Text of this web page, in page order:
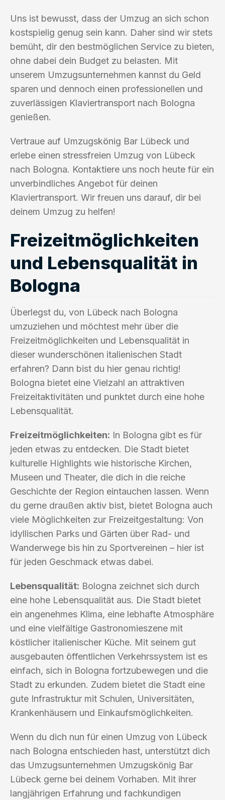
Uns ist bewusst, dass der Umzug an sich schon
kostspielig genug sein kann. Daher sind wir stets
bemüht, dir den bestmöglichen Service zu bieten,
ohne dabei dein Budget zu belasten. Mit
unserem Umzugsunternehmen kannst du Geld
sparen und dennoch einen professionellen und
zuverlässigen Klaviertransport nach Bologna
genießen.
Vertraue auf Umzugskönig Bar Lübeck und
erlebe einen stressfreien Umzug von Lübeck
nach Bologna. Kontaktiere uns noch heute für ein
unverbindliches Angebot für deinen
Klaviertransport. Wir freuen uns darauf, dir bei
deinem Umzug zu helfen!
Freizeitmöglichkeiten
und Lebensqualität in
Bologna
Überlegst du, von Lübeck nach Bologna
umzuziehen und möchtest mehr über die
Freizeitmöglichkeiten und Lebensqualität in
dieser wunderschönen italienischen Stadt
erfahren? Dann bist du hier genau richtig!
Bologna bietet eine Vielzahl an attraktiven
Freizeitaktivitäten und punktet durch eine hohe
Lebensqualität.
Freizeitmöglichkeiten: In Bologna gibt es für
jeden etwas zu entdecken. Die Stadt bietet
kulturelle Highlights wie historische Kirchen,
Museen und Theater, die dich in die reiche
Geschichte der Region eintauchen lassen. Wenn
du gerne draußen aktiv bist, bietet Bologna auch
viele Möglichkeiten zur Freizeitgestaltung: Von
idyllischen Parks und Gärten über Rad- und
Wanderwege bis hin zu Sportvereinen – hier ist
für jeden Geschmack etwas dabei.
Lebensqualität: Bologna zeichnet sich durch
eine hohe Lebensqualität aus. Die Stadt bietet
ein angenehmes Klima, eine lebhafte Atmosphäre
und eine vielfältige Gastronomieszene mit
köstlicher italienischer Küche. Mit seinem gut
ausgebauten öffentlichen Verkehrssystem ist es
einfach, sich in Bologna fortzubewegen und die
Stadt zu erkunden. Zudem bietet die Stadt eine
gute Infrastruktur mit Schulen, Universitäten,
Krankenhäusern und Einkaufsmöglichkeiten.
Wenn du dich nun für einen Umzug von Lübeck
nach Bologna entschieden hast, unterstützt dich
das Umzugsunternehmen Umzugskönig Bar
Lübeck gerne bei deinem Vorhaben. Mit ihrer
langjährigen Erfahrung und fachkundigen